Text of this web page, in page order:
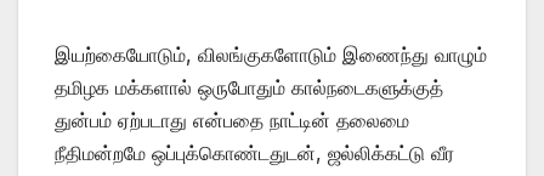
இயற்கையோடும், விலங்குகளோடும் இணைந்து வாழும்
தமிழக மக்களால் ஒருபோதும் கால்நடைகளுக்குத்
துன்பம் ஏற்படாது என்பதை நாட்டின் தலைமை
நீதிமன்றமே ஒப்புக்கொண்டதுடன், ஜல்லிக்கட்டு வீர